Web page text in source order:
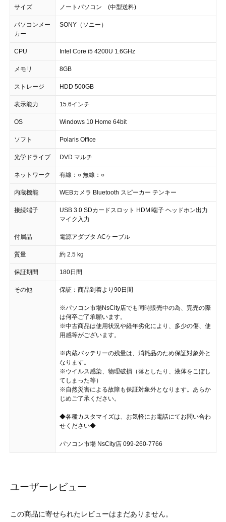
サイズ ノートパソコン (中型送料)
パソコンメー
カー
SONY（ソニー）
CPU Intel Core i5 4200U 1.6GHz
メモリ 8GB
ストレージ HDD 500GB
表示能力 15.6インチ
OS Windows 10 Home 64bit
ソフト Polaris Office
光学ドライブ DVD マルチ
ネットワーク 有線：○ 無線：○
内蔵機能 WEBカメラ Bluetooth スピーカー テンキー
接続端子
USB 3.0 SDカードスロット HDMI端子 ヘッドホン出力
マイク入力
付属品 電源アダプタ ACケーブル
質量 約 2.5 kg
保証期間 180日間
その他 保証：商品到着より90日間
※パソコン市場NsCity店でも同時販売中の為、完売の際
は何卒ご了承願います。
※中古商品は使用状況や経年劣化により、多少の傷、使
用感等がございます。
※内蔵バッテリーの残量は、消耗品のため保証対象外と
なります。
※ウイルス感染、物理破損（落としたり、液体をこぼし
てしまった等）
※自然災害による故障も保証対象外となります。あらか
じめご了承ください。
◆各種カスタマイズは、お気軽にお電話にてお問い合わ
せください◆
パソコン市場 NsCity店 099-260-7766
ユーザーレビュー
この商品に寄せられたレビューはまだありません。